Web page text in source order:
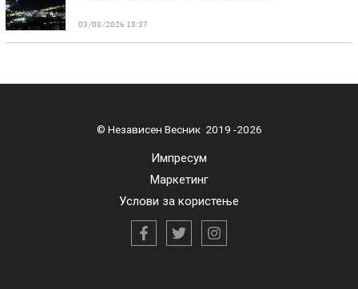
03/08/2026 18:37
© Независен Весник 2019 -2026
Импресум
Маркетинг
Услови за користење